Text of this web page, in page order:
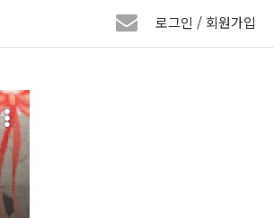
로그인 / 회원가입